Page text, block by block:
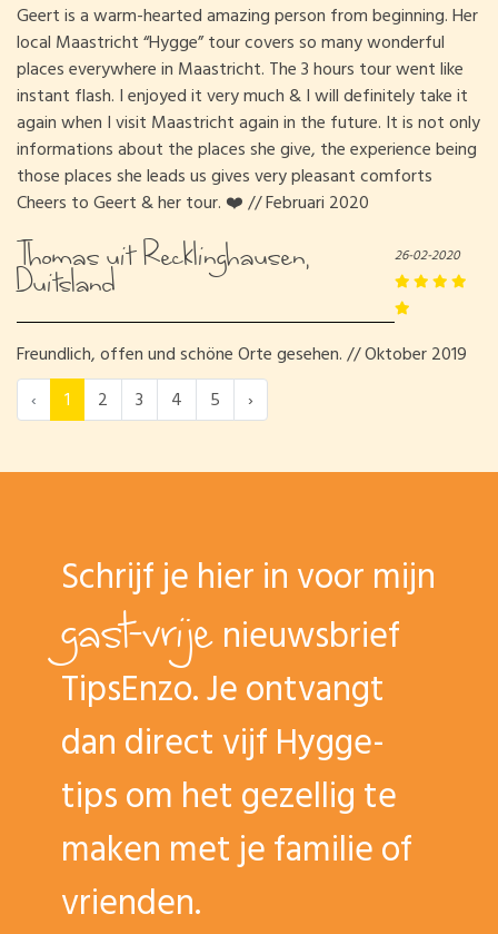
Geert is a warm-hearted amazing person from beginning. Her
local Maastricht “Hygge” tour covers so many wonderful
places everywhere in Maastricht. The 3 hours tour went like
instant flash. I enjoyed it very much & I will definitely take it
again when I visit Maastricht again in the future. It is not only
informations about the places she give, the experience being
those places she leads us gives very pleasant comforts
Cheers to Geert & her tour. ❤️ // Februari 2020
Thomas uit Recklinghausen,
Duitsland
26-02-2020
Freundlich, offen und schöne Orte gesehen. // Oktober 2019
‹
1 2 3 4 5 ›
Schrijf je hier in voor mijn
gast-vrijenieuwsbrief
TipsEnzo. Je ontvangt
dan direct vijf Hygge-
tips om het gezellig te
maken met je familie of
vrienden.